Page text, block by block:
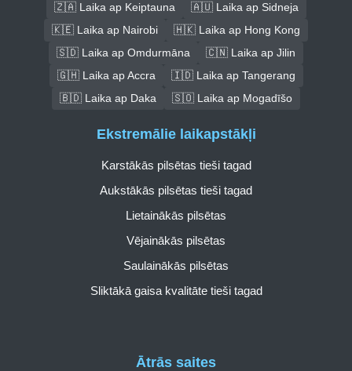
🇿🇦 Laika ap Keiptauna
🇦🇺 Laika ap Sidneja
🇰🇪 Laika ap Nairobi
🇭🇰 Laika ap Hong Kong
🇸🇩 Laika ap Omdurmāna
🇨🇳 Laika ap Jilin
🇬🇭 Laika ap Accra
🇮🇩 Laika ap Tangerang
🇧🇩 Laika ap Daka
🇸🇴 Laika ap Mogadīšo
Ātrās saites
Ekstremālie laikapstākļi
Karstākās pilsētas tieši tagad
Aukstākās pilsētas tieši tagad
Lietainākās pilsētas
Vējainākās pilsētas
Saulainākās pilsētas
Sliktākā gaisa kvalitāte tieši tagad